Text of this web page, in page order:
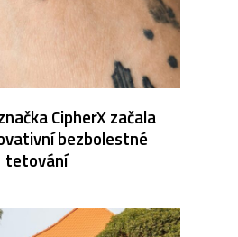
CipherX začala
bezbolestné
tetování